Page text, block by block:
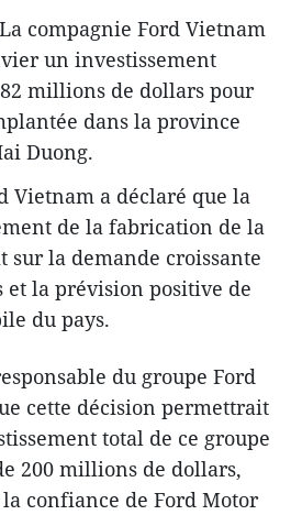
compagnie Ford Vietnam
un investissement
millions de dollars pour
dans la province
Duong.
Vietnam a déclaré que la
de la fabrication de la
sur la demande croissante
et la prévision positive de
du pays.
du groupe Ford
cette décision permettrait
total de ce groupe
200 millions de dollars,
confiance de Ford Motor